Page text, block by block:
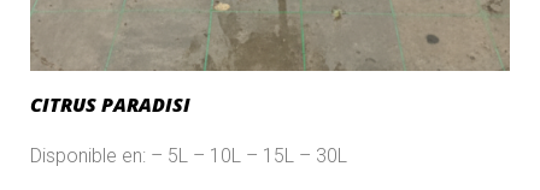
CITRUS PARADISI
Disponible en: – 5L – 10L – 15L – 30L